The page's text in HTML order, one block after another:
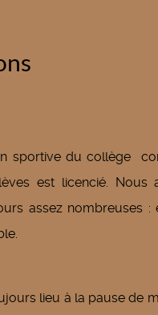
sportive du collège
est licencié. Nous
assez nombreuses
lieu à la pause de